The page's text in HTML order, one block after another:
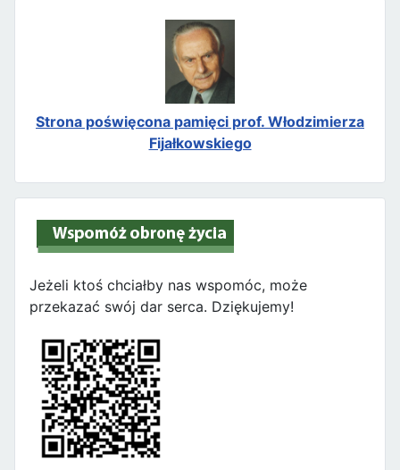
Strona poświęcona pamięci prof. Włodzimierza
Fijałkowskiego
Jeżeli ktoś chciałby nas wspomóc, może
przekazać swój dar serca. Dziękujemy!